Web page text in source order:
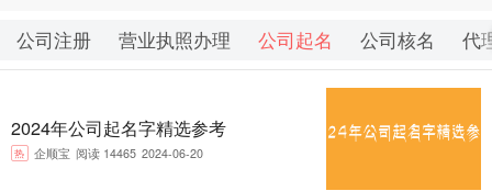
公司注册 营业执照办理 公司起名 公司核名 代
2024年公司起名字精选参考
热 企顺宝 阅读 14465 2024-06-20